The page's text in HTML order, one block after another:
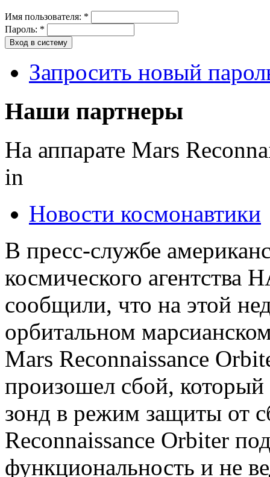
Имя пользователя: *
Пароль: *
Запросить новый
Наши партнеры
На аппарате Mars
in
Новости космонавтики
В пресс-службе
космического агентства
сообщили, что на этой
орбитальном
Mars Reconnaissance
произошел сбой, который
зонд в режим защиты от
Reconnaissance Orbiter
функциональность и не